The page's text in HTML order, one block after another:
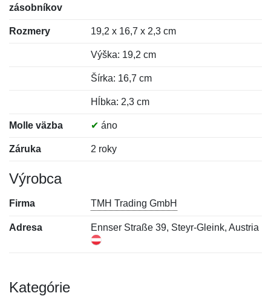
zásobníkov
Rozmery 19,2 x 16,7 x 2,3 cm
Výška: 19,2 cm
Šírka: 16,7 cm
Hĺbka: 2,3 cm
Molle väzba ✔ áno
Záruka 2 roky
Výrobca
Firma TMH Trading GmbH
Adresa Ennser Straße 39, Steyr-Gleink, Austria
Kategórie